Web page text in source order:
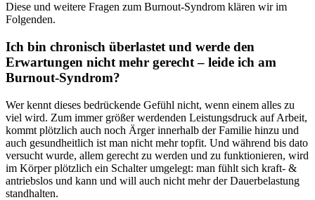
Diese und weitere Fragen zum Burnout-Syndrom klären wir im
Folgenden.
Ich bin chronisch überlastet und werde den
Erwartungen nicht mehr gerecht – leide ich am
Burnout-Syndrom?
Wer kennt dieses bedrückende Gefühl nicht, wenn einem alles zu
viel wird. Zum immer größer werdenden Leistungsdruck auf Arbeit,
kommt plötzlich auch noch Ärger innerhalb der Familie hinzu und
auch gesundheitlich ist man nicht mehr topfit. Und während bis dato
versucht wurde, allem gerecht zu werden und zu funktionieren, wird
im Körper plötzlich ein Schalter umgelegt: man fühlt sich kraft- &
antriebslos und kann und will auch nicht mehr der Dauerbelastung
standhalten.